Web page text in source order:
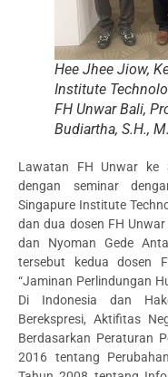
Hee Jhee Jiow,
Institute
FH Unwar Bali,
Budiartha, S.H.,
Lawatan FH Unwar ke
dengan seminar
Singapure Institute
dan dua dosen FH
dan Nyoman Gede
tersebut kedua dosen
“Jaminan Perlindungan
Di Indonesia dan
Berekspresi, Aktifitas
Berdasarkan Peraturan
2016 tentang